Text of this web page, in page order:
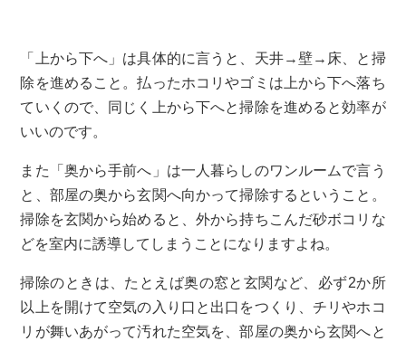
「上から下へ」は具体的に言うと、天井→壁→床、と掃
除を進めること。払ったホコリやゴミは上から下へ落ち
ていくので、同じく上から下へと掃除を進めると効率が
いいのです。
また「奥から手前へ」は一人暮らしのワンルームで言う
と、部屋の奥から玄関へ向かって掃除するということ。
掃除を玄関から始めると、外から持ちこんだ砂ボコリな
どを室内に誘導してしまうことになりますよね。
掃除のときは、たとえば奥の窓と玄関など、必ず2か所
以上を開けて空気の入り口と出口をつくり、チリやホコ
リが舞いあがって汚れた空気を、部屋の奥から玄関へと